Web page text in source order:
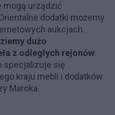
mogą urządzić
dodatki możemy
aukcjach.
dużo
z odległych rejonów
specjalizuje się
kraju mebli i dodatków
Maroka.